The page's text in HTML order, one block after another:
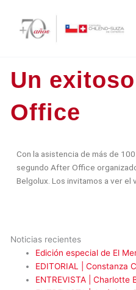
contenido
Un
Office
Con la asistencia de más de
segundo After Office
Belgolux. Los invitamos a ver el
Noticias recientes
Edición especial de El
EDITORIAL | Constanza
ENTREVISTA | Charlotte